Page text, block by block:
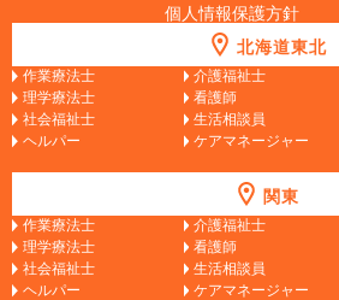
個人情報保護方針
北海道東北
作業療法士 介護福祉士
理学療法士
看護師
社会福祉士
生活相談員
ヘルパー
ケアマネージャー
関東
作業療法士 介護福祉士
理学療法士
看護師
社会福祉士
生活相談員
ヘルパー
ケアマネージャー